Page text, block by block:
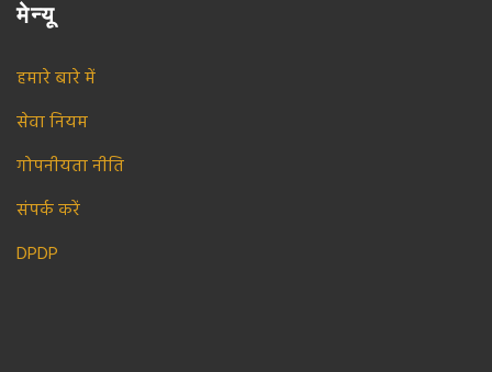
मेन्यू
हमारे बारे में
सेवा नियम
गोपनीयता नीति
संपर्क करें
DPDP